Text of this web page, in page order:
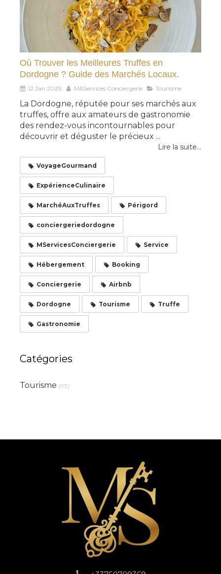
Où Trouver les Meilleures Truffes en
Dordogne ? Guide des Marchés Locaux.
12 Jan 2025 M&Services Conciergerie Tourisme
La Dordogne, réputée pour ses marchés aux
truffes, offre aux amateurs de gastronomie
des rendez-vous incontournables pour
découvrir et déguster le précieux ...
Lire la suite...
VoyageGourmand
ExpérienceCulinaire
MarchéAuxTruffes Périgord
conciergeriedordogne
MServicesConciergerie Service
Hébergement Booking
Conciergerie Airbnb
Dordogne Tourisme Truffe
Gastronomie
Catégories
Tourisme (93)